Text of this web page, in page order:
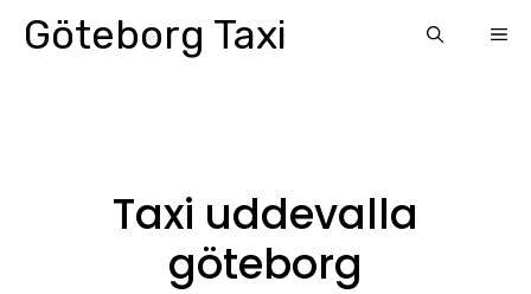
SkipGöteborg Taxi
Taxi uddevalla
göteborg